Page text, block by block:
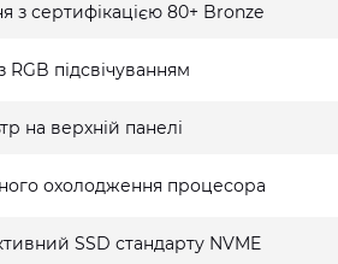
з сертифікацією 80+ Bronze
підсвічуванням
на верхній панелі
охолодження процесора
SSD стандарту NVME